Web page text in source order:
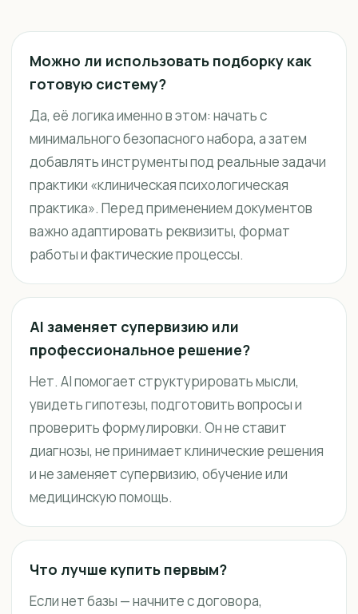
Можно ли использовать подборку как
готовую систему?
Да, её логика именно в этом: начать с
минимального безопасного набора, а затем
добавлять инструменты под реальные задачи
практики «клиническая психологическая
практика». Перед применением документов
важно адаптировать реквизиты, формат
работы и фактические процессы.
AI заменяет супервизию или
профессиональное решение?
Нет. AI помогает структурировать мысли,
увидеть гипотезы, подготовить вопросы и
проверить формулировки. Он не ставит
диагнозы, не принимает клинические решения
и не заменяет супервизию, обучение или
медицинскую помощь.
Что лучше купить первым?
Если нет базы — начните с договора,